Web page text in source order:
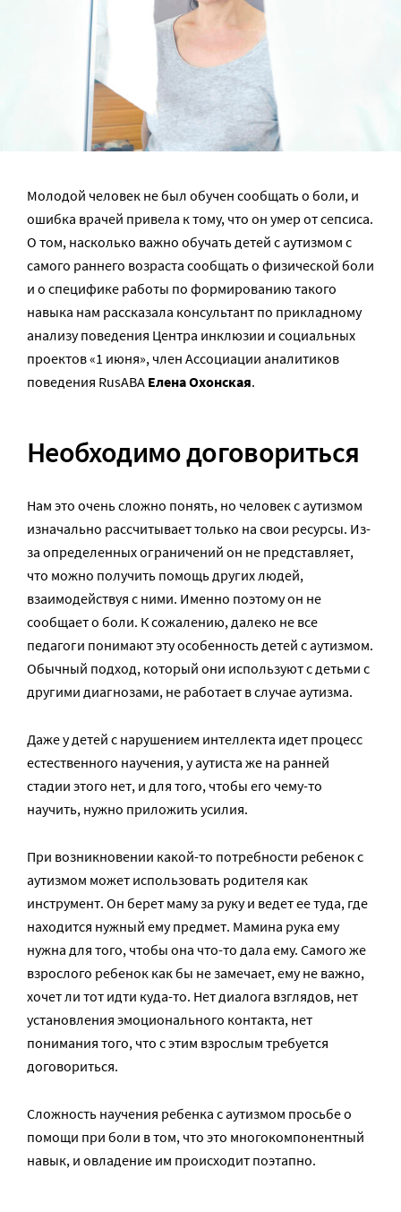
Молодой человек не был обучен сообщать о боли, и
ошибка врачей привела к тому, что он умер от сепсиса.
О том, насколько важно обучать детей с аутизмом с
самого раннего возраста сообщать о физической боли
и о специфике работы по формированию такого
навыка нам рассказала консультант по прикладному
анализу поведения Центра инклюзии и социальных
проектов «1 июня», член Ассоциации аналитиков
поведения RusABA Елена Охонская.
Необходимо договориться
Нам это очень сложно понять, но человек с аутизмом
изначально рассчитывает только на свои ресурсы. Из-
за определенных ограничений он не представляет,
что можно получить помощь других людей,
взаимодействуя с ними. Именно поэтому он не
сообщает о боли. К сожалению, далеко не все
педагоги понимают эту особенность детей с аутизмом.
Обычный подход, который они используют с детьми с
другими диагнозами, не работает в случае аутизма.
Даже у детей с нарушением интеллекта идет процесс
естественного научения, у аутиста же на ранней
стадии этого нет, и для того, чтобы его чему-то
научить, нужно приложить усилия.
При возникновении какой-то потребности ребенок с
аутизмом может использовать родителя как
инструмент. Он берет маму за руку и ведет ее туда, где
находится нужный ему предмет. Мамина рука ему
нужна для того, чтобы она что-то дала ему. Самого же
взрослого ребенок как бы не замечает, ему не важно,
хочет ли тот идти куда-то. Нет диалога взглядов, нет
установления эмоционального контакта, нет
понимания того, что с этим взрослым требуется
договориться.
Сложность научения ребенка с аутизмом просьбе о
помощи при боли в том, что это многокомпонентный
навык, и овладение им происходит поэтапно.